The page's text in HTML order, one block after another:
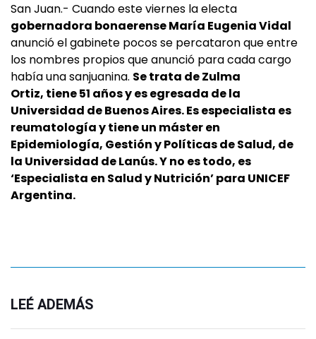
San Juan.- Cuando este viernes la electa
gobernadora bonaerense María Eugenia Vidal
anunció el gabinete pocos se percataron que entre
los nombres propios que anunció para cada cargo
había una sanjuanina. Se trata de Zulma
Ortiz, tiene 51 años y es egresada de la
Universidad de Buenos Aires. Es especialista es
reumatología y tiene un máster en
Epidemiología, Gestión y Políticas de Salud, de
la Universidad de Lanús. Y no es todo, es
‘Especialista en Salud y Nutrición’ para UNICEF
Argentina.
LEÉ ADEMÁS